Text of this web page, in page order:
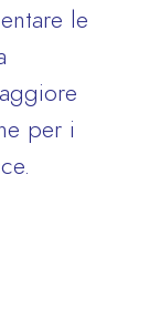
le
per i